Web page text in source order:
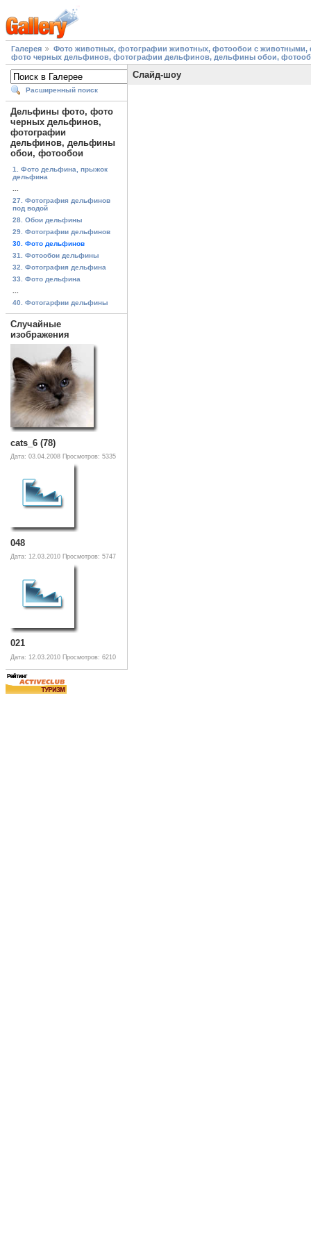
Галерея
Фото животных, фотографии животных, фотообои с
фото черных дельфинов, фотографии дельфинов, дельфины обои,
Расширенный поиск
Дельфины фото, фото
черных дельфинов,
фотографии
дельфинов, дельфины
обои, фотообои
1. Фото дельфина, прыжок
дельфина
27. Фотография дельфинов
под водой
28. Обои дельфины
29. Фотографии дельфинов
30. Фото дельфинов
31. Фотообои дельфины
32. Фотография дельфина
33. Фото дельфина
40. Фотогарфии дельфины
Случайные
изображения
cats_6 (78)
Дата: 03.04.2008 Просмотров: 5335
048
Дата: 12.03.2010 Просмотров: 5747
021
Дата: 12.03.2010 Просмотров: 6210
Слайд-шоу